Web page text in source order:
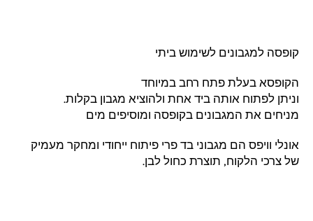
קופסה למגבונים לשימוש ביתי
הקופסא בעלת פתח רחב במיוחד
וניתן לפתוח אותה ביד אחת ולהוציא מגבון בקלות.
מניחים את המגבונים בקופסה ומוסיפים מים
אונלי וויפס הם מגבוני בד פרי פיתוח ייחודי ומחקר מעמיק
של צרכי הלקוח, תוצרת כחול לבן.